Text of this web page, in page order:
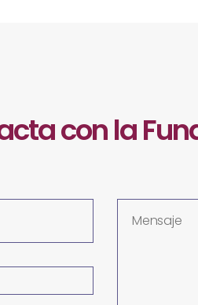
con la